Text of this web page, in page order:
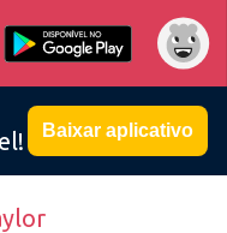
Baixar aplicativo